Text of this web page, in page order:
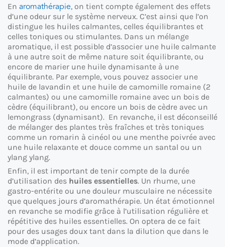
En aromathérapie, on tient compte également des effets
d’une odeur sur le système nerveux. C’est ainsi que l’on
distingue les huiles calmantes, celles équilibrantes et
celles toniques ou stimulantes. Dans un mélange
aromatique, il est possible d’associer une huile calmante
à une autre soit de même nature soit équilibrante, ou
encore de marier une huile dynamisante à une
équilibrante. Par exemple, vous pouvez associer une
huile de lavandin et une huile de camomille romaine (2
calmantes) ou une camomille romaine avec un bois de
cèdre (équilibrant), ou encore un bois de cèdre avec un
lemongrass (dynamisant). En revanche, il est déconseillé
de mélanger des plantes très fraîches et très toniques
comme un romarin à cinéol ou une menthe poivrée avec
une huile relaxante et douce comme un santal ou un
ylang ylang.
Enfin, il est important de tenir compte de la durée
d’utilisation des huiles essentielles. Un rhume, une
gastro-entérite ou une douleur musculaire ne nécessite
que quelques jours d’aromathérapie. Un état émotionnel
en revanche se modifie grâce à l’utilisation régulière et
répétitive des huiles essentielles. On optera de ce fait
pour des usages doux tant dans la dilution que dans le
mode d’application.